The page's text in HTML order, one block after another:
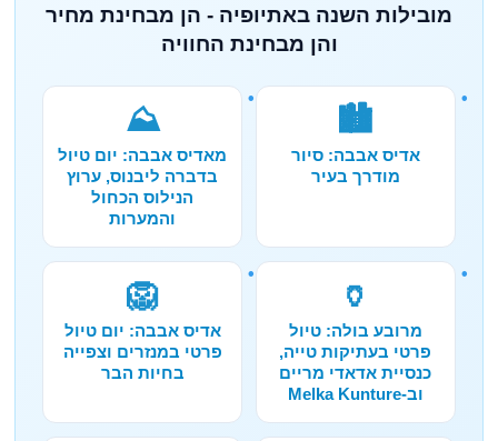
מובילות השנה באתיופיה - הן מבחינת מחיר
והן מבחינת החוויה
🏙️
אדיס אבבה: סיור
מודרך בעיר
⛰️
מאדיס אבבה: יום טיול
בדברה ליבנוס, ערוץ
הנילוס הכחול
והמערות
🏺
מרובע בולה: טיול
פרטי בעתיקות טייה,
כנסיית אדאדי מריים
וב-Melka Kunture
🦁
אדיס אבבה: יום טיול
פרטי במנזרים וצפייה
בחיות הבר